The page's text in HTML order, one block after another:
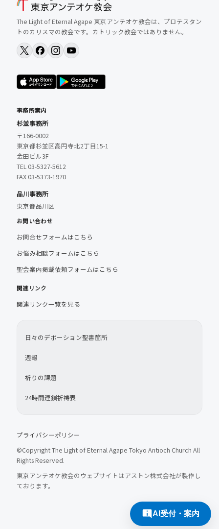
The Light of Eternal Agape 東京アンテオケ教会は、プロテスタン
トのカリスマの教会です。カトリック教会ではありません。
事務所案内
杉並事務所
〒166-0002
東京都杉並区高円寺北2丁目15-1
金田ビル3F
TEL 03-5327-5612
FAX 03-5373-1970
品川事務所
東京都品川区
お問い合わせ
お問合せフォームはこちら
お悩み相談フォームはこちら
聖会案内掲載依頼フォームはこちら
関連リンク
関連リンク一覧を見る
日々のデボーション聖書箇所
週報
祈りの課題
24時間連鎖祈祷表
プライバシーポリシー
©Copyright The Light of Eternal Agape Tokyo Antioch Church All
Rights Reserved.
東京アンテオケ教会のウェブサイトはアストン株式会社が製作し
ております。
AI受付・案内